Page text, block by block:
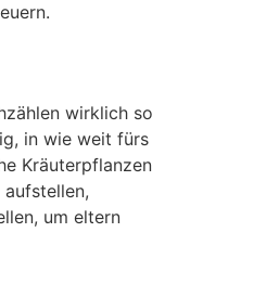
wirklich so
in wie weit fürs
Kräuterpflanzen
um eltern